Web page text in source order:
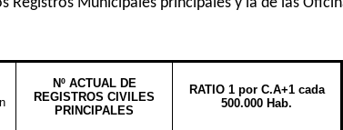
Municipales principales y la de las
Nº ACTUAL DE
REGISTROS CIVILES
PRINCIPALES
RATIO 1 por C.A+1 cada
500.000 Hab.